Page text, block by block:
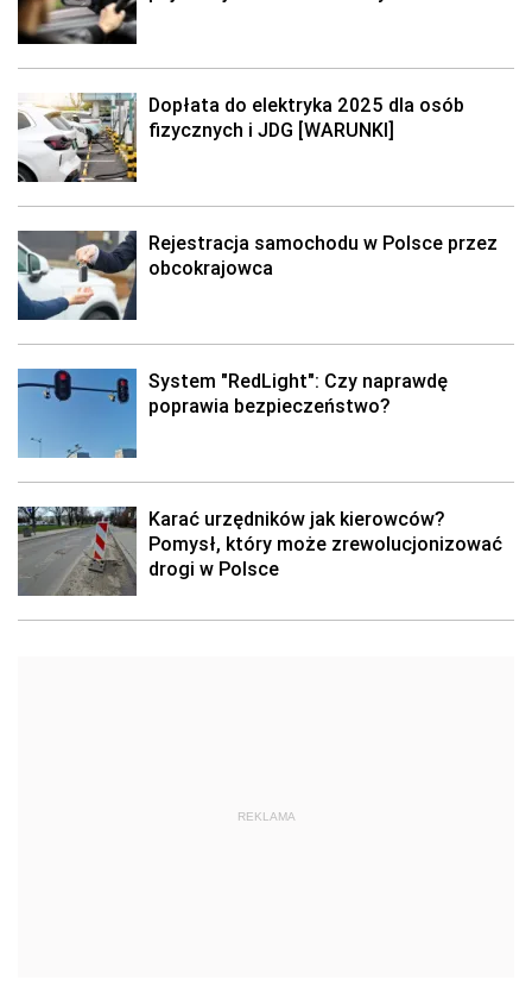
Dopłata do elektryka 2025 dla osób
fizycznych i JDG [WARUNKI]
Rejestracja samochodu w Polsce przez
obcokrajowca
System "RedLight": Czy naprawdę
poprawia bezpieczeństwo?
Karać urzędników jak kierowców?
Pomysł, który może zrewolucjonizować
drogi w Polsce
REKLAMA